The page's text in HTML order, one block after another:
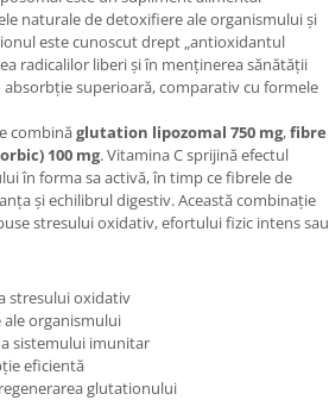
naturale de detoxifiere ale organismului și
este cunoscut drept „antioxidantul
radicalilor liberi și în menținerea sănătății
superioară, comparativ cu formele
combinăglutation lipozomal 750 mg,fibre
100 mg. Vitamina C sprijină efectul
în forma sa activă, în timp ce fibrele de
și echilibrul digestiv. Această combinație
stresului oxidativ, efortului fizic intens sau
stresului oxidativ
organismului
sistemului imunitar
eficientă
glutationului